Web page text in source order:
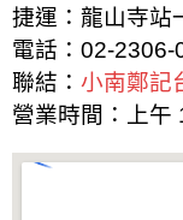
捷運：龍山寺站
電話： 02-2306-
聯結： 小南鄭記
營業時間：上午